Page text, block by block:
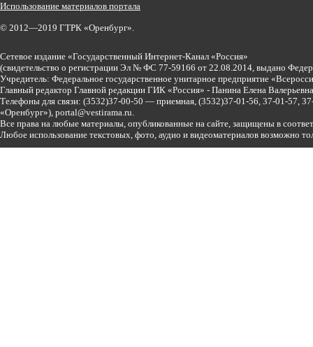
Использование материалов портала
© 2012—2019 ГТРК «Оренбург».
Сетевое издание «Государственный Интернет-Канал «Россия»
(свидетельство о регистрации Эл № ФС 77-59166 от 22.08.2014, выдано
Учредитель: Федеральное государственное унитарное предприятие
Главный редактор Главной редакции ГИК «Россия» - Панина Елена
Телефоны для связи: (3532)37-00-50 — приемная, (3532)37-01-56, 37-01-57,
«Оренбург»), portal@vestirama.ru.
Все права на любые материалы, опубликованные на сайте, защищены в
Любое использование текстовых, фото, аудио и видеоматериалов возможно